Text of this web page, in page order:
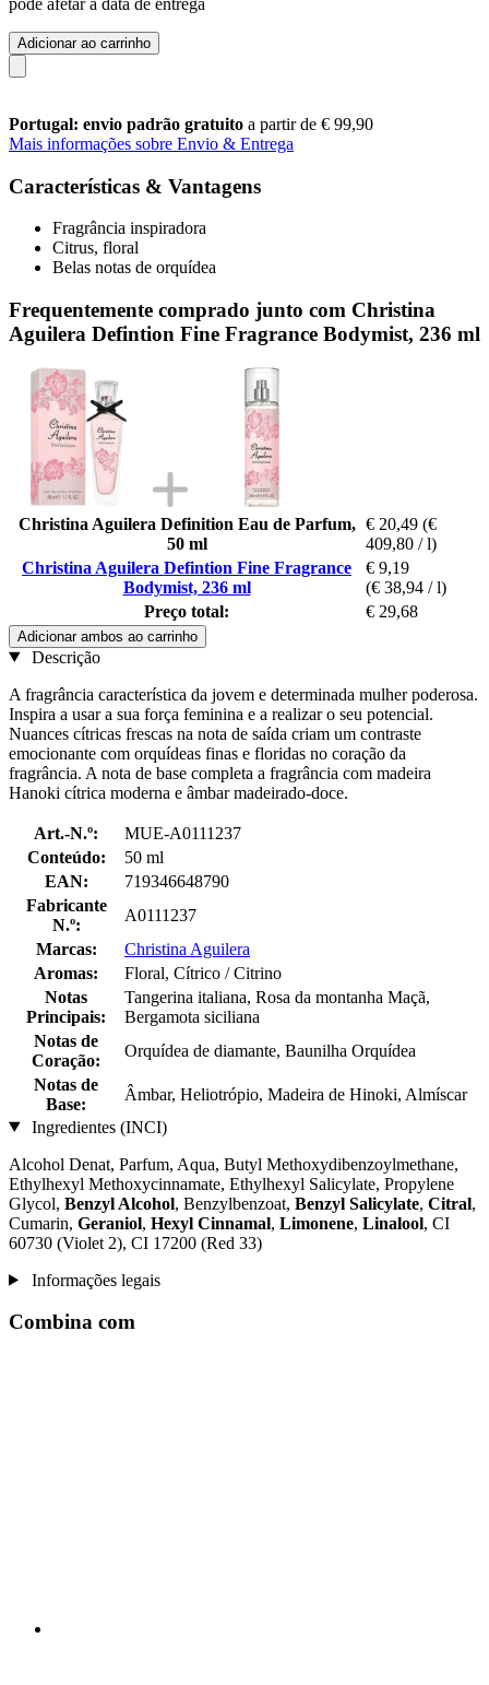
Adicionar ao carrinho
Portugal: envio padrão gratuito a partir de € 99,90
Mais informações sobre Envio & Entrega
Características & Vantagens
Fragrância inspiradora
Citrus, floral
Belas notas de orquídea
Frequentemente comprado junto com Christina
Aguilera Defintion Fine Fragrance Bodymist, 236 ml
Christina Aguilera Definition Eau de Parfum,
50 ml
€ 20,49 (€
409,80 / l)
Christina Aguilera Defintion Fine Fragrance
Bodymist, 236 ml
€ 9,19
(€ 38,94 / l)
Preço total:
€ 29,68
Adicionar ambos ao carrinho
Descrição
A fragrância característica da jovem e determinada mulher poderosa.
Inspira a usar a sua força feminina e a realizar o seu potencial.
Nuances cítricas frescas na nota de saída criam um contraste
emocionante com orquídeas finas e floridas no coração da
fragrância. A nota de base completa a fragrância com madeira
Hanoki cítrica moderna e âmbar madeirado-doce.
Art.-N.º:
MUE-A0111237
Conteúdo:
50 ml
EAN:
719346648790
Fabricante
N.º:
A0111237
Marcas:
Christina Aguilera
Aromas:
Floral, Cítrico / Citrino
Notas
Principais:
Tangerina italiana, Rosa da montanha Maçã,
Bergamota siciliana
Notas de
Coração:
Orquídea de diamante, Baunilha Orquídea
Notas de
Base:
Âmbar, Heliotrópio, Madeira de Hinoki, Almíscar
Ingredientes (INCI)
Alcohol Denat, Parfum, Aqua, Butyl Methoxydibenzoylmethane,
Ethylhexyl Methoxycinnamate, Ethylhexyl Salicylate, Propylene
Glycol, Benzyl Alcohol, Benzylbenzoat, Benzyl Salicylate, Citral,
Cumarin, Geraniol, Hexyl Cinnamal, Limonene, Linalool, CI
60730 (Violet 2), CI 17200 (Red 33)
Informações legais
Combina com